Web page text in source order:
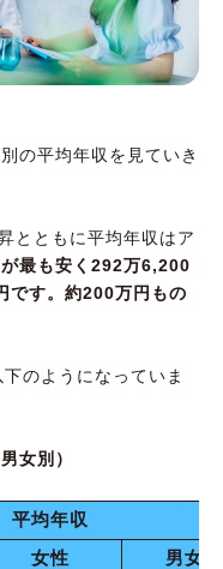
の平均年収を見ていき
とともに平均年収はア
最も安く292万6,200
です。約200万円もの
のようになっていま
女別）
平均年収
女性
男女計